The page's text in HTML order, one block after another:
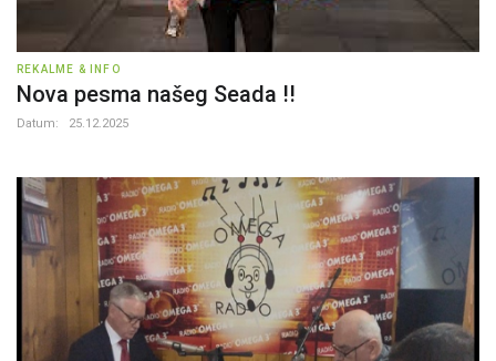
REKALME & INFO
Nova pesma našeg Seada !!
Datum: 25.12.2025